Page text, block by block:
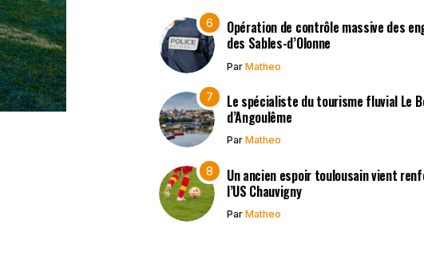
Opération de contrôle massive des
des Sables-d’Olonne
Par Matheo
Le spécialiste du tourisme fluvial Le
d’Angoulême
Par Matheo
Un ancien espoir toulousain vient
l’US Chauvigny
Par Matheo